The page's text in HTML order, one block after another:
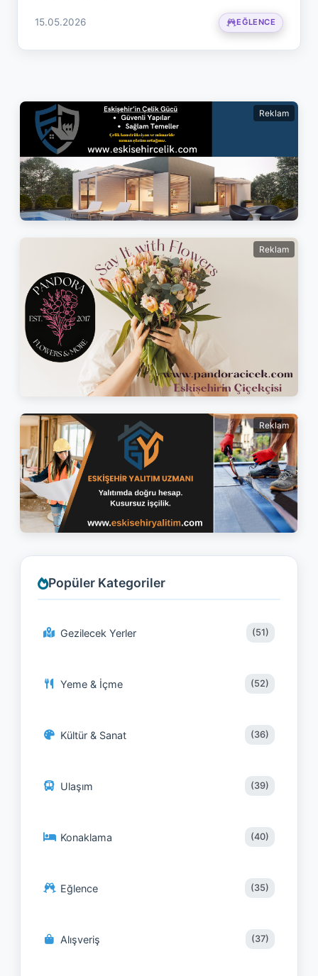
15.05.2026 EĞLENCE
Reklam
Reklam
Reklam
Popüler Kategoriler
Gezilecek Yerler (51)
Yeme & İçme (52)
Kültür & Sanat (36)
Ulaşım (39)
Konaklama (40)
Eğlence (35)
Alışveriş (37)